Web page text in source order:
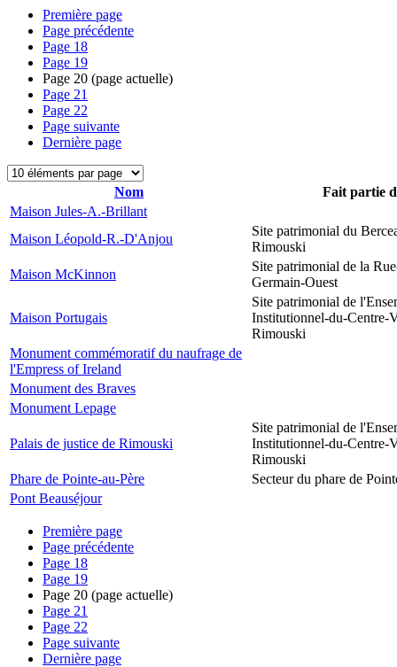
Première page
Page précédente
Page 18
Page 19
Page 20 (page actuelle)
Page 21
Page 22
Page suivante
Dernière page
Nom
Fait partie
Maison Jules-A.-Brillant
Maison Léopold-R.-D'Anjou
Site patrimonial du
Rimouski
Maison McKinnon
Site patrimonial de la
Germain-Ouest
Maison Portugais
Site patrimonial de
Institutionnel-du-Centre-
Rimouski
Monument commémoratif du naufrage de
l'Empress of Ireland
Monument des Braves
Monument Lepage
Palais de justice de Rimouski
Site patrimonial de
Institutionnel-du-Centre-
Rimouski
Phare de Pointe-au-Père
Secteur du phare de
Pont Beauséjour
Première page
Page précédente
Page 18
Page 19
Page 20 (page actuelle)
Page 21
Page 22
Page suivante
Dernière page